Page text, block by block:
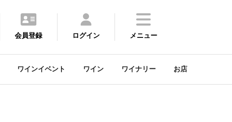
会員登録 ログイン メニュー
ワインイベント ワイン ワイナリー お店